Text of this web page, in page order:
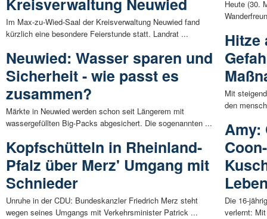
Kreisverwaltung Neuwied
Im Max-zu-Wied-Saal der Kreisverwaltung Neuwied fand
kürzlich eine besondere Feierstunde statt. Landrat ...
Neuwied: Wasser sparen und
Sicherheit - wie passt es
zusammen?
Märkte in Neuwied werden schon seit Längerem mit
wassergefüllten Big-Packs abgesichert. Die sogenannten ...
Kopfschütteln in Rheinland-
Pfalz über Merz' Umgang mit
Schnieder
Unruhe in der CDU: Bundeskanzler Friedrich Merz steht
wegen seines Umgangs mit Verkehrsminister Patrick ...
Heute (30.
Hitze
Mit
den
Amy:
Die 16-
verlernt: